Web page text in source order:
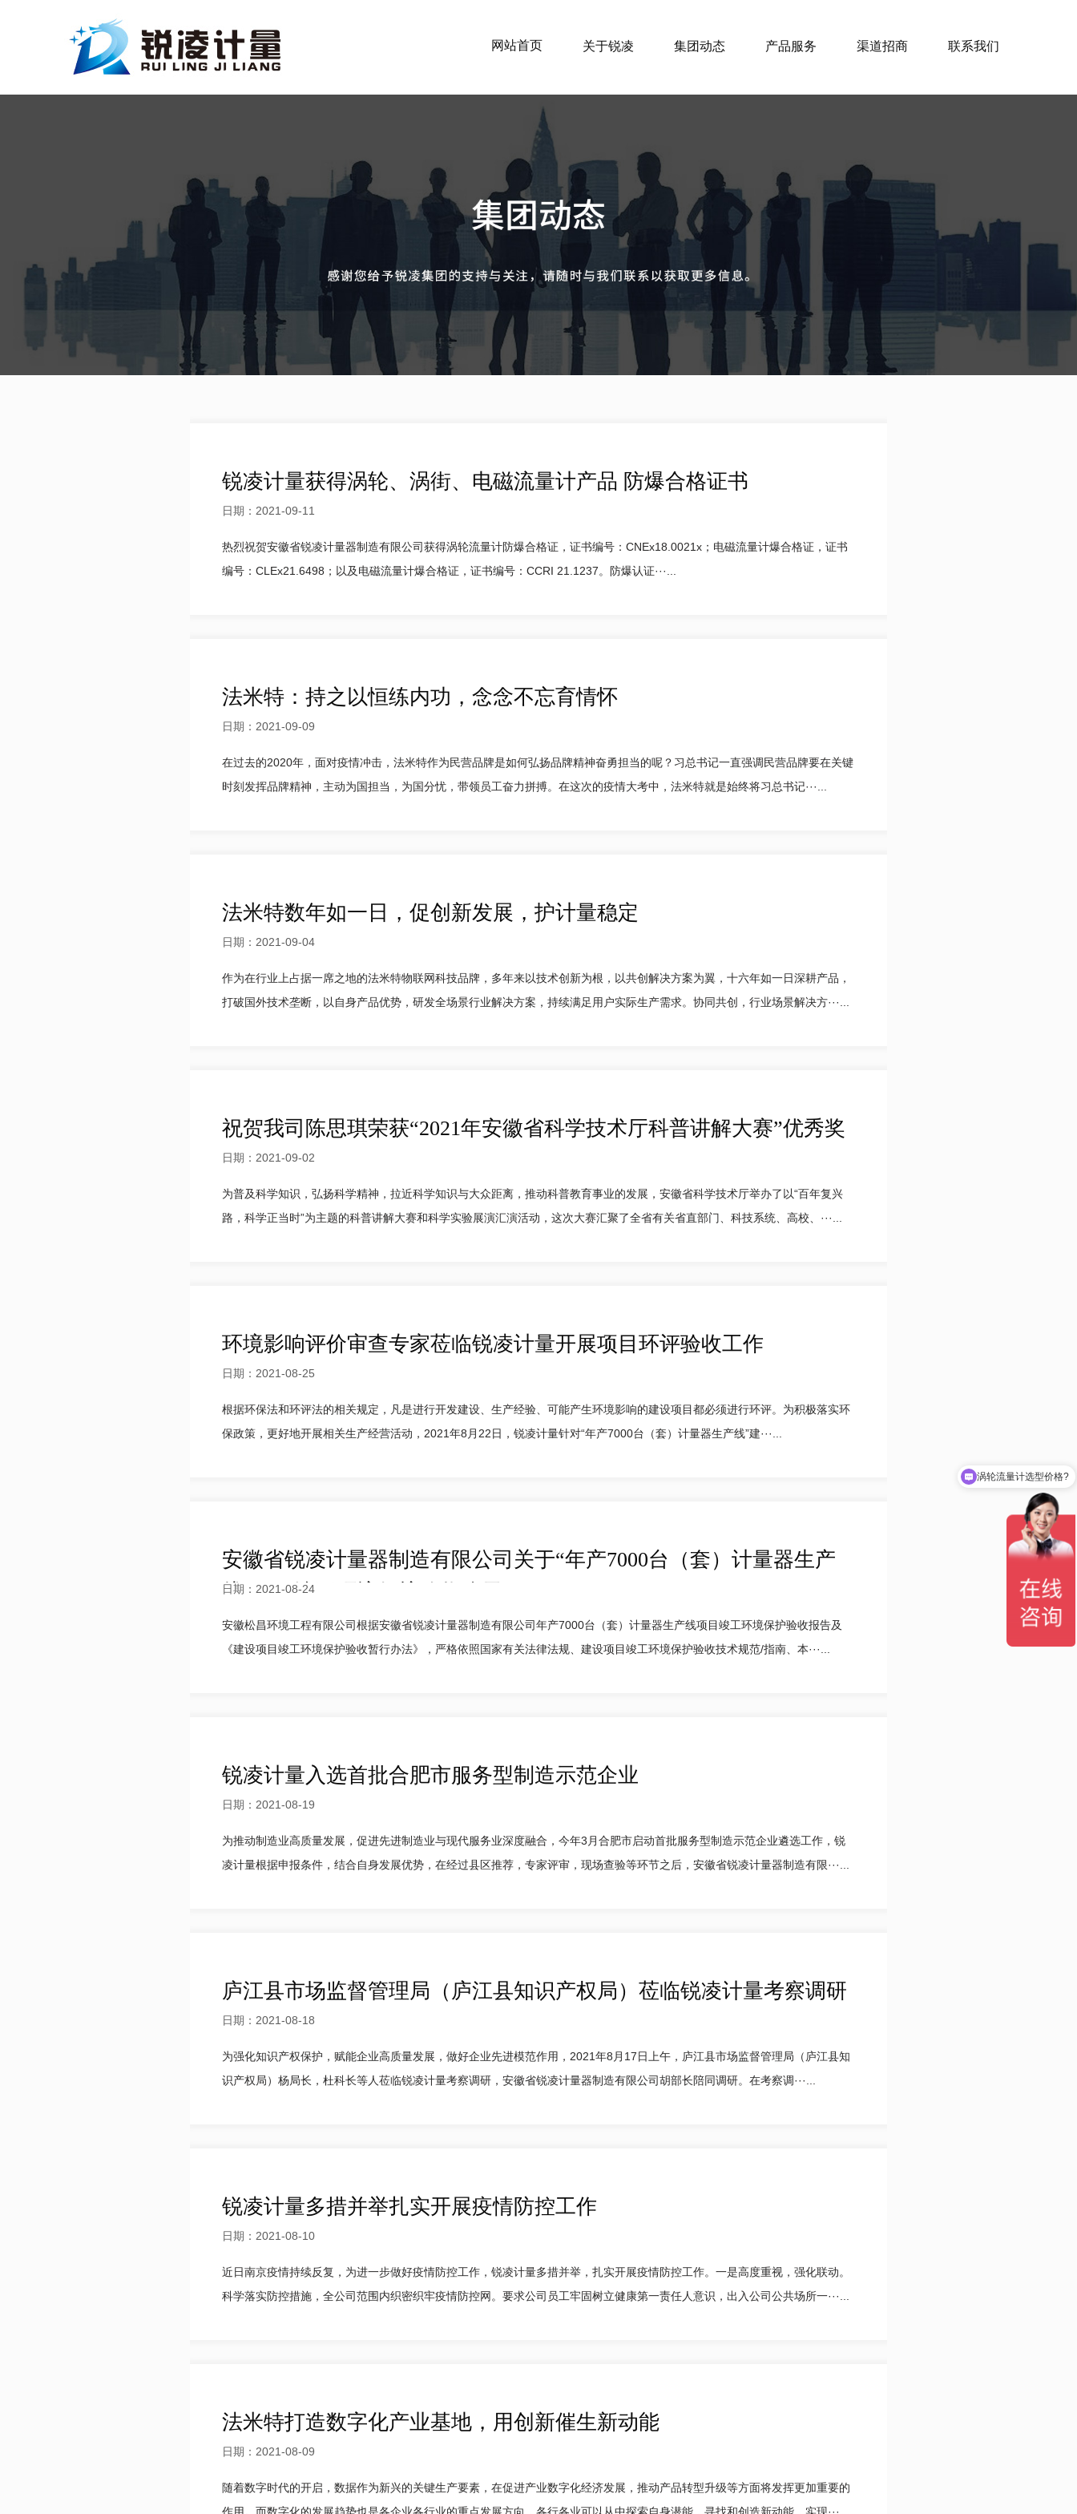
网站首页 关于锐凌 集团动态 产品服务 渠道招商 联系我们
锐凌计量获得涡轮、涡街、电磁流量计产品 防爆合格证书
日期：2021-09-11
热烈祝贺安徽省锐凌计量器制造有限公司获得涡轮流量计防爆合格证，证书编号：CNEx18.0021x；电磁流量计爆合格证，证书
编号：CLEx21.6498；以及电磁流量计爆合格证，证书编号：CCRI 21.1237。防爆认证···...
法米特：持之以恒练内功，念念不忘育情怀
日期：2021-09-09
在过去的2020年，面对疫情冲击，法米特作为民营品牌是如何弘扬品牌精神奋勇担当的呢？习总书记一直强调民营品牌要在关键
时刻发挥品牌精神，主动为国担当，为国分忧，带领员工奋力拼搏。在这次的疫情大考中，法米特就是始终将习总书记···...
法米特数年如一日，促创新发展，护计量稳定
日期：2021-09-04
作为在行业上占据一席之地的法米特物联网科技品牌，多年来以技术创新为根，以共创解决方案为翼，十六年如一日深耕产品，
打破国外技术垄断，以自身产品优势，研发全场景行业解决方案，持续满足用户实际生产需求。协同共创，行业场景解决方···...
祝贺我司陈思琪荣获“2021年安徽省科学技术厅科普讲解大赛”优秀奖
日期：2021-09-02
为普及科学知识，弘扬科学精神，拉近科学知识与大众距离，推动科普教育事业的发展，安徽省科学技术厅举办了以“百年复兴
路，科学正当时”为主题的科普讲解大赛和科学实验展演汇演活动，这次大赛汇聚了全省有关省直部门、科技系统、高校、···...
环境影响评价审查专家莅临锐凌计量开展项目环评验收工作
日期：2021-08-25
根据环保法和环评法的相关规定，凡是进行开发建设、生产经验、可能产生环境影响的建设项目都必须进行环评。为积极落实环
保政策，更好地开展相关生产经营活动，2021年8月22日，锐凌计量针对“年产7000台（套）计量器生产线”建···...
安徽省锐凌计量器制造有限公司关于“年产7000台（套）计量器生产
线”项目竣工环境保护验收公示
日期：2021-08-24
安徽松昌环境工程有限公司根据安徽省锐凌计量器制造有限公司年产7000台（套）计量器生产线项目竣工环境保护验收报告及
《建设项目竣工环境保护验收暂行办法》，严格依照国家有关法律法规、建设项目竣工环境保护验收技术规范/指南、本···...
锐凌计量入选首批合肥市服务型制造示范企业
日期：2021-08-19
为推动制造业高质量发展，促进先进制造业与现代服务业深度融合，今年3月合肥市启动首批服务型制造示范企业遴选工作，锐
凌计量根据申报条件，结合自身发展优势，在经过县区推荐，专家评审，现场查验等环节之后，安徽省锐凌计量器制造有限···...
庐江县市场监督管理局（庐江县知识产权局）莅临锐凌计量考察调研
日期：2021-08-18
为强化知识产权保护，赋能企业高质量发展，做好企业先进模范作用，2021年8月17日上午，庐江县市场监督管理局（庐江县知
识产权局）杨局长，杜科长等人莅临锐凌计量考察调研，安徽省锐凌计量器制造有限公司胡部长陪同调研。在考察调···...
锐凌计量多措并举扎实开展疫情防控工作
日期：2021-08-10
近日南京疫情持续反复，为进一步做好疫情防控工作，锐凌计量多措并举，扎实开展疫情防控工作。一是高度重视，强化联动。
科学落实防控措施，全公司范围内织密织牢疫情防控网。要求公司员工牢固树立健康第一责任人意识，出入公司公共场所一···...
法米特打造数字化产业基地，用创新催生新动能
日期：2021-08-09
随着数字时代的开启，数据作为新兴的关键生产要素，在促进产业数字化经济发展，推动产品转型升级等方面将发挥更加重要的
涡轮流量计选型价格?